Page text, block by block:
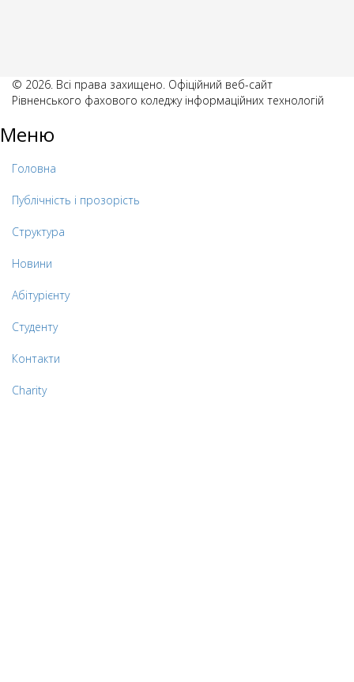
© 2026. Всі права захищено. Офіційний веб-сайт
Рівненського фахового коледжу інформаційних технологій
Меню
Головна
Публічність і прозорість
Структура
Новини
Абітурієнту
Студенту
Контакти
Charity